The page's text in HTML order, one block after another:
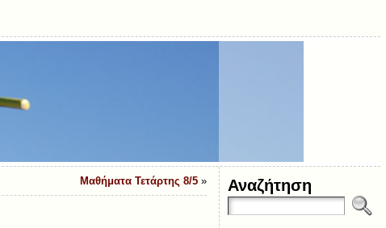
Μαθήματα Τετάρτης 8/5» Αναζήτηση